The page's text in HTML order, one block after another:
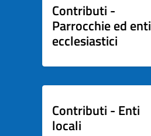
Contributi -
Parrocchie ed enti
ecclesiastici
Contributi - Enti
locali